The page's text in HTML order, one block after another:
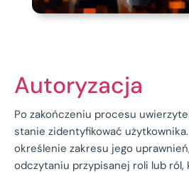
Autoryzacja
Po zakończeniu procesu
stanie zidentyfikować
określenie zakresu jego
odczytaniu przypisanej roli lub